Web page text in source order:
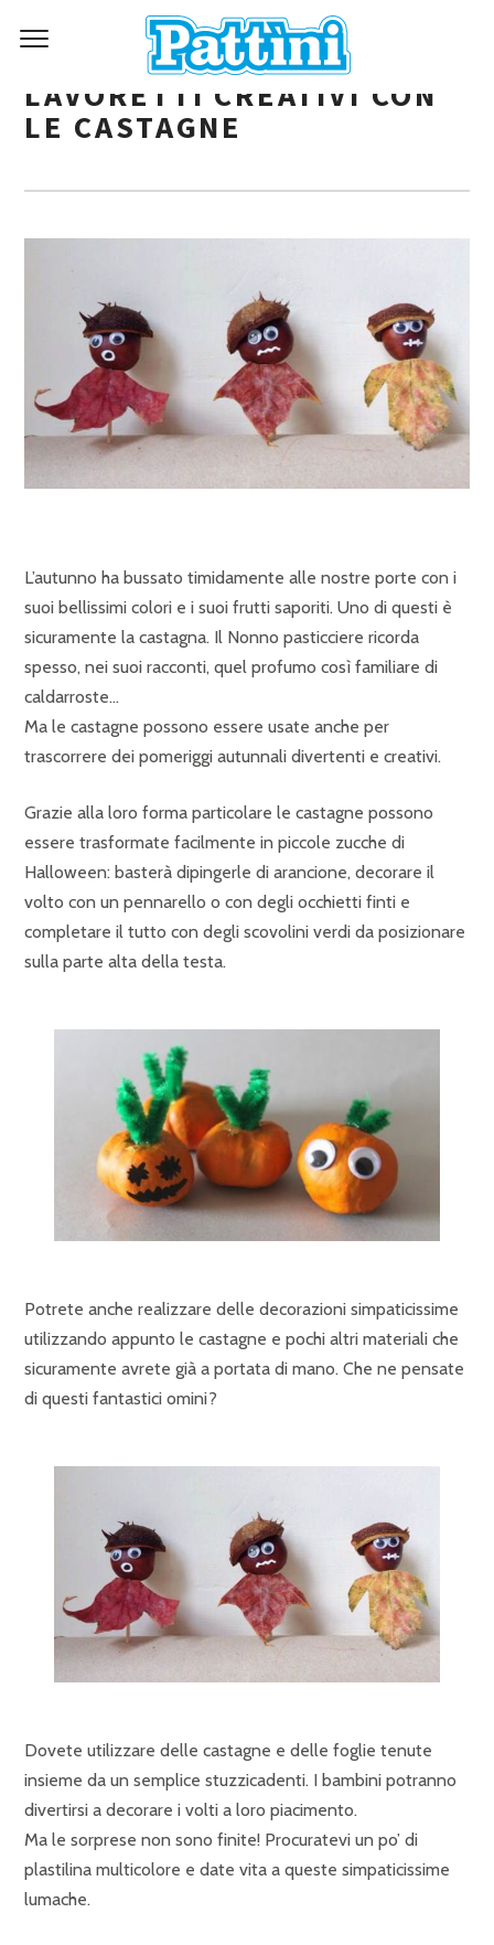
LAVORETTI CREATIVI CON
LE CASTAGNE
L’autunno ha bussato timidamente alle nostre porte con i
suoi bellissimi colori e i suoi frutti saporiti. Uno di questi è
sicuramente la castagna. Il Nonno pasticciere ricorda
spesso, nei suoi racconti, quel profumo così familiare di
caldarroste…
Ma le castagne possono essere usate anche per
trascorrere dei pomeriggi autunnali divertenti e creativi.
Grazie alla loro forma particolare le castagne possono
essere trasformate facilmente in piccole zucche di
Halloween: basterà dipingerle di arancione, decorare il
volto con un pennarello o con degli occhietti finti e
completare il tutto con degli scovolini verdi da posizionare
sulla parte alta della testa.
Potrete anche realizzare delle decorazioni simpaticissime
utilizzando appunto le castagne e pochi altri materiali che
sicuramente avrete già a portata di mano. Che ne pensate
di questi fantastici omini?
Dovete utilizzare delle castagne e delle foglie tenute
insieme da un semplice stuzzicadenti. I bambini potranno
divertirsi a decorare i volti a loro piacimento.
Ma le sorprese non sono finite! Procuratevi un po’ di
plastilina multicolore e date vita a queste simpaticissime
lumache.